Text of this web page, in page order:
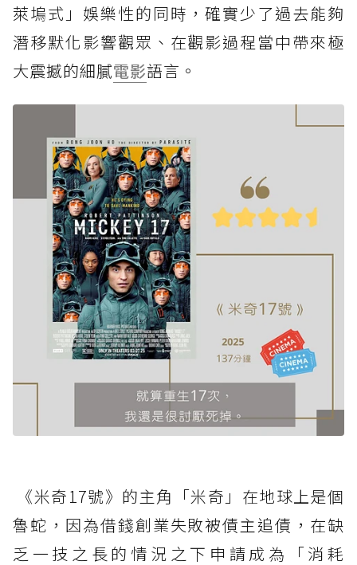
萊塢式」娛樂性的同時，確實少了過去能夠
潛移默化影響觀眾、在觀影過程當中帶來極
大震撼的細膩電影語言。
《米奇17號》的主角「米奇」在地球上是個
魯蛇，因為借錢創業失敗被債主追債，在缺
乏一技之長的情況之下申請成為「消耗